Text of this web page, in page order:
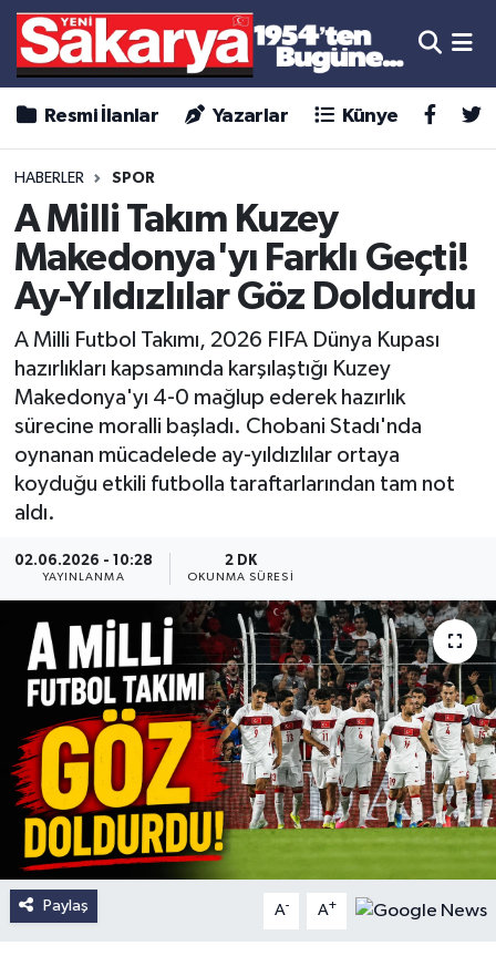
Resmi İlanlar Yazarlar Künye
HABERLER SPOR
A Milli Takım Kuzey
Makedonya'yı Farklı Geçti!
Ay-Yıldızlılar Göz Doldurdu
A Milli Futbol Takımı, 2026 FIFA Dünya Kupası
hazırlıkları kapsamında karşılaştığı Kuzey
Makedonya'yı 4-0 mağlup ederek hazırlık
sürecine moralli başladı. Chobani Stadı'nda
oynanan mücadelede ay-yıldızlılar ortaya
koyduğu etkili futbolla taraftarlarından tam not
aldı.
02.06.2026 - 10:28
YAYINLANMA
2 DK
OKUNMA SÜRESI
Paylaş A- A+